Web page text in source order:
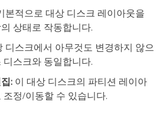
본적으로 대상 디스크 레이아웃을
상태로 작동합니다.
디스크에서 아무것도 변경하지 않으
디스크와 동일합니다.
:이 대상 디스크의 파티션 레이아
조정/이동할 수 있습니다.